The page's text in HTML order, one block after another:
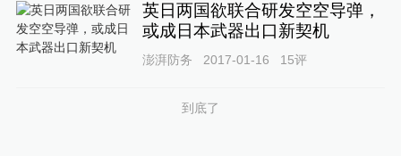
英日两国欲联合研发空空导弹，
或成日本武器出口新契机
澎湃防务 2017-01-16 15评
到底了